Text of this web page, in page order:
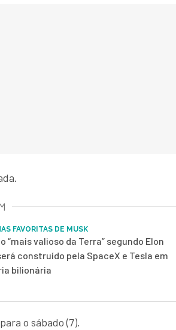
FAVORITAS DE MUSK
“mais valioso da Terra” segundo Elon
construído pela SpaceX e Tesla em
bilionária
o sábado (7).